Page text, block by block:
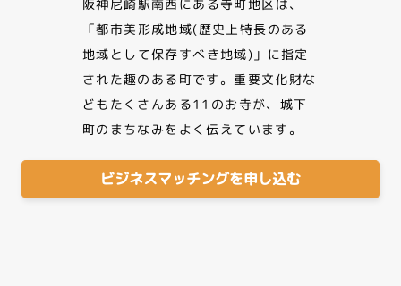
阪神尼崎駅南西にある寺町地区は、
「都市美形成地域(歴史上特長のある
地域として保存すべき地域)」に指定
された趣のある町です。重要文化財な
どもたくさんある11のお寺が、城下
町のまちなみをよく伝えています。
ビジネスマッチングを申し込む